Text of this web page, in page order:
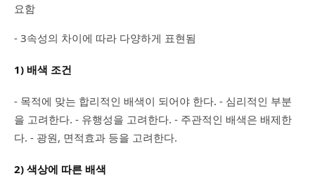
요함
- 3속성의 차이에 따라 다양하게 표현됨
1) 배색 조건
- 목적에 맞는 합리적인 배색이 되어야 한다. - 심리적인 부분
을 고려한다. - 유행성을 고려한다. - 주관적인 배색은 배제한
다. - 광원, 면적효과 등을 고려한다.
2) 색상에 따른 배색